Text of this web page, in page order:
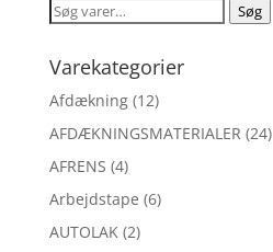
Søg
Søg
Varekategorier
Afdækning (12)
AFDÆKNINGSMATERIALER (24)
AFRENS (4)
Arbejdstape (6)
AUTOLAK (2)